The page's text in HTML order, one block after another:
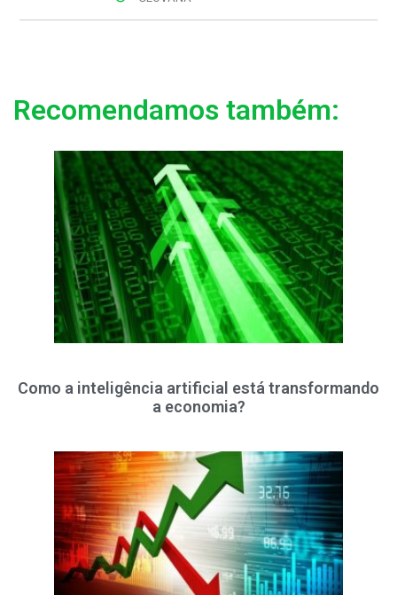
Recomendamos também:
Como a inteligência artificial está transformando
a economia?